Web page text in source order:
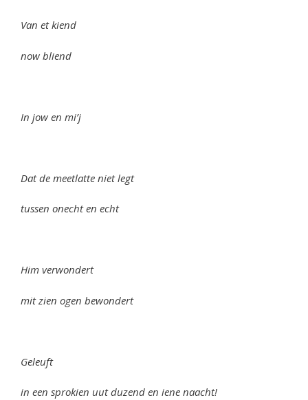
Van et kiend
now bliend
In jow en mi’j
Dat de meetlatte niet legt
tussen onecht en echt
Him verwondert
mit zien ogen bewondert
Geleuft
in een sprokien uut duzend en iene naacht!